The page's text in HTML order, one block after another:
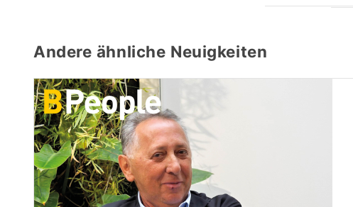
Andere ähnliche Neuigkeiten